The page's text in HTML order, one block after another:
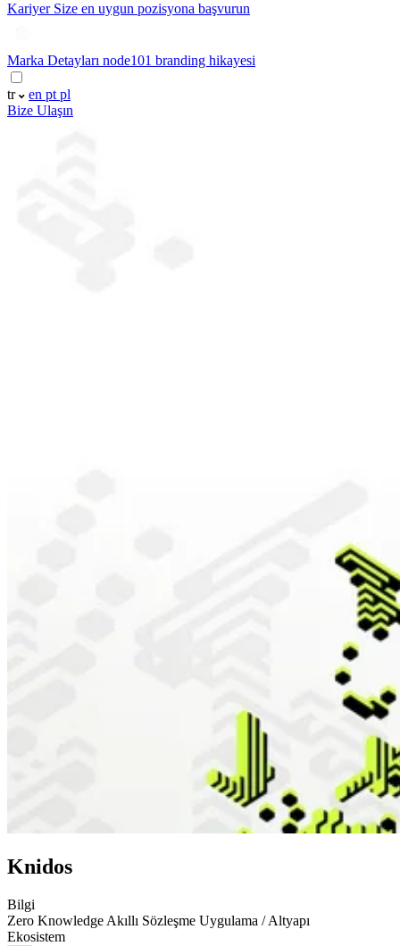
Kariyer Size en uygun pozisyona başvurun
Marka Detayları node101 branding hikayesi
tr en pt pl
Bize Ulaşın
Knidos
Bilgi
Zero Knowledge Akıllı Sözleşme Uygulama / Altyapı
Ekosistem